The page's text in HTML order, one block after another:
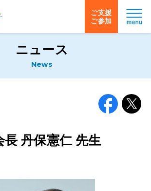
ご支援
ご参加
ニュース
News
丹保憲仁 先生